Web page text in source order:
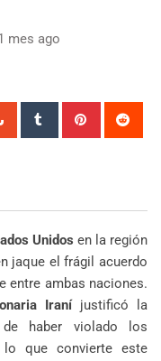
mes ago
StumbleUpon
Tumblr Pinterest
Unidos en la región
jaque el frágil acuerdo
entre ambas naciones.
Iraníjustificó la
de haber violado los
lo que convierte este